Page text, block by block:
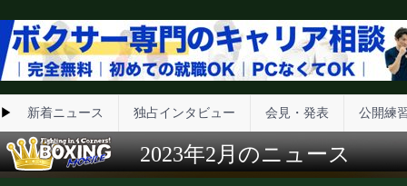
▶ 新着ニュース 独占インタビュー 会見・発表 公開練
2023年2月のニュース